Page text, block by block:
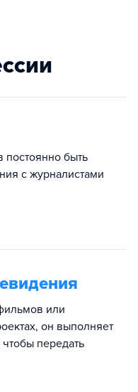
постоянно быть
с журналистами
или
он выполняет
передать